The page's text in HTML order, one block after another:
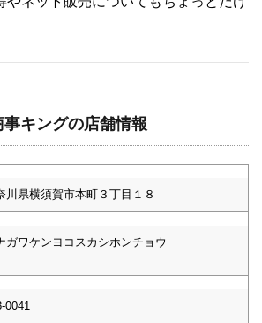
キングの店舗情報
川県横須賀市本町３丁目１８
ガワケンヨコスカシホンチョウ
0041